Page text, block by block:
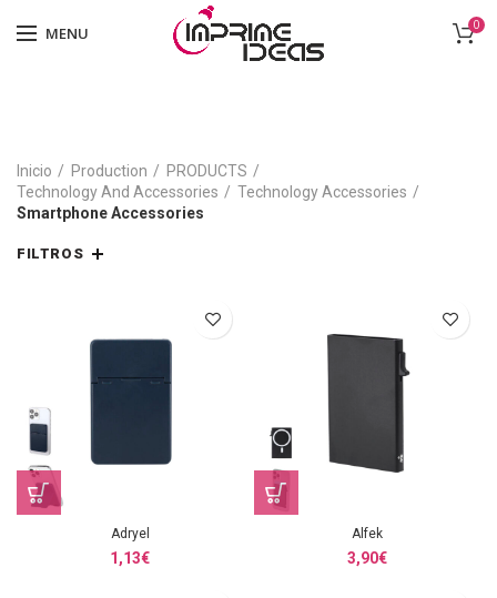
MENU 0
Inicio Production
PRODUCTS
Technology And Accessories
Technology Accessories
Smartphone Accessories
FILTROS
Adryel
1,13€
Alfek
3,90€